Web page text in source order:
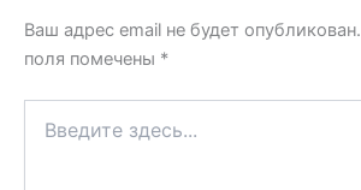
Ваш адрес email не будет опубликован.
поля помечены *
здесь...